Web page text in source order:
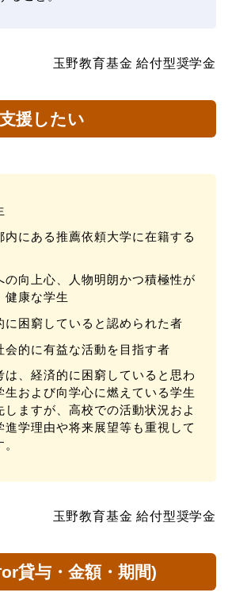
玉野教育基金 給付型奨学金
援したい
内にある推薦依頼大学に在籍する
の向上心、人物明朗かつ積極性が
健康な学生
に困窮していると認められた者
会的に有益な活動を目指す者
、経済的に困窮していると思わ
生および向学心に燃えている学生
しますが、高校での活動状況およ
進学理由や将来展望等も重視して
玉野教育基金 給付型奨学金
貸与・金額・期間)